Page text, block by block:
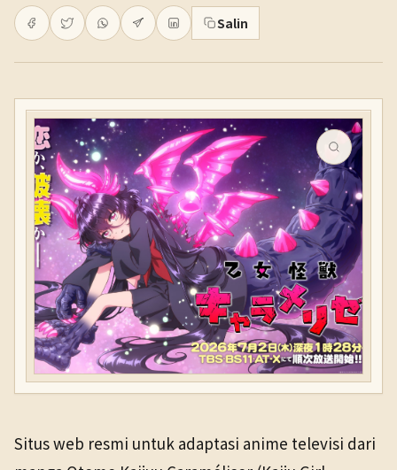
Salin
Situs web resmi untuk adaptasi anime televisi dari